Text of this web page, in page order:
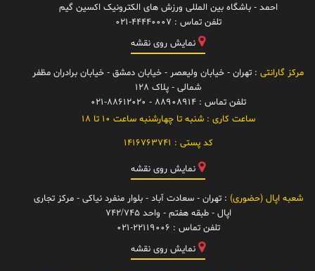
احمد - باشگاه بین المللی ورزش های الکترونیک اکسین گیم
تلفن تماس : 021-44440007
نمایش روی نقشه
مرکز گارانتی : تهران - خیابان ولیعصر - خیابان دمشق - خیابان برادران مظفر
شمالی - پلاک 128
تلفن تماس :88908914 - 021-88612020
ساعت کاری :شنبه تا چهارشنبه ساعت 10 تا 18
کد پستی : 1416763741
نمایش روی نقشه
شعبه اپال (حضوری) : تهران - سعادت آباد - بلوار منفرد نیاکی - مرکز تجاری
اپال - طبقه هفتم - واحد 742/745
تلفن تماس : 021-22119006
نمایش روی نقشه